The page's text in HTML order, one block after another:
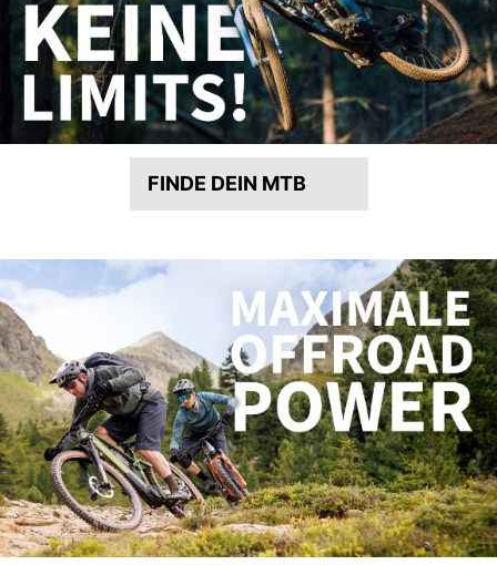
FINDE DEIN MTB